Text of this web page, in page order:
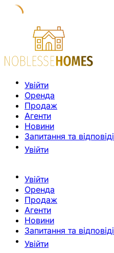
Увійти
Оренда
Продаж
Агенти
Новини
Запитання та відповіді
Увійти
Увійти
Оренда
Продаж
Агенти
Новини
Запитання та відповіді
Увійти